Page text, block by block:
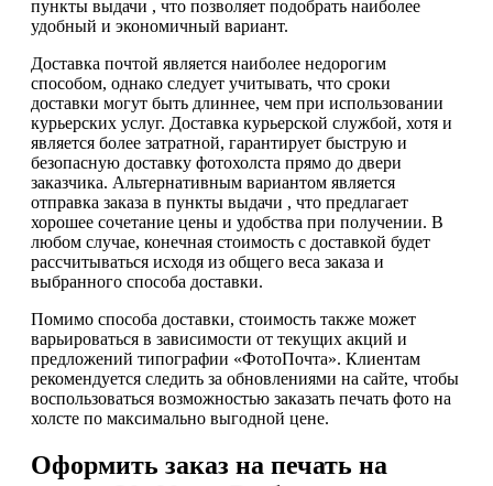
пункты выдачи , что позволяет подобрать наиболее
удобный и экономичный вариант.
Доставка почтой является наиболее недорогим
способом, однако следует учитывать, что сроки
доставки могут быть длиннее, чем при использовании
курьерских услуг. Доставка курьерской службой, хотя и
является более затратной, гарантирует быструю и
безопасную доставку фотохолста прямо до двери
заказчика. Альтернативным вариантом является
отправка заказа в пункты выдачи , что предлагает
хорошее сочетание цены и удобства при получении. В
любом случае, конечная стоимость с доставкой будет
рассчитываться исходя из общего веса заказа и
выбранного способа доставки.
Помимо способа доставки, стоимость также может
варьироваться в зависимости от текущих акций и
предложений типографии «ФотоПочта». Клиентам
рекомендуется следить за обновлениями на сайте, чтобы
воспользоваться возможностью заказать печать фото на
холсте по максимально выгодной цене.
Оформить заказ на печать на